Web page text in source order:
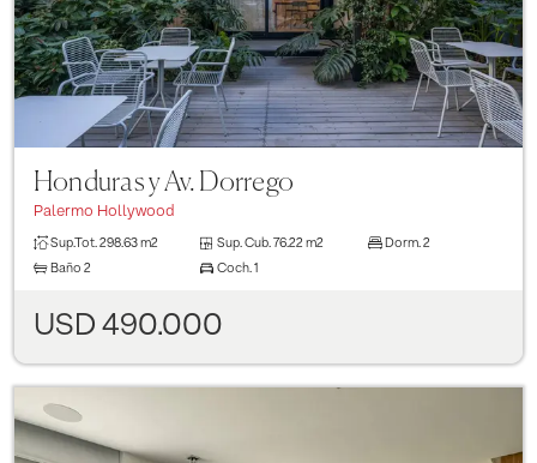
Honduras y Av. Dorrego
Palermo Hollywood
Sup.Tot.298.63 m2 Sup. Cub. 76.22 m2 Dorm. 2
Baño 2 Coch. 1
USD 490.000